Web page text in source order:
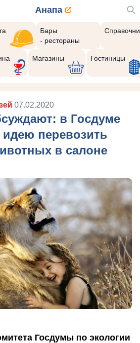
Анапа
Бары
- рестораны
Магазины Гостиницы
07.02.2020
в Госдуме
перевозить
в салоне
Госдумы по экологии